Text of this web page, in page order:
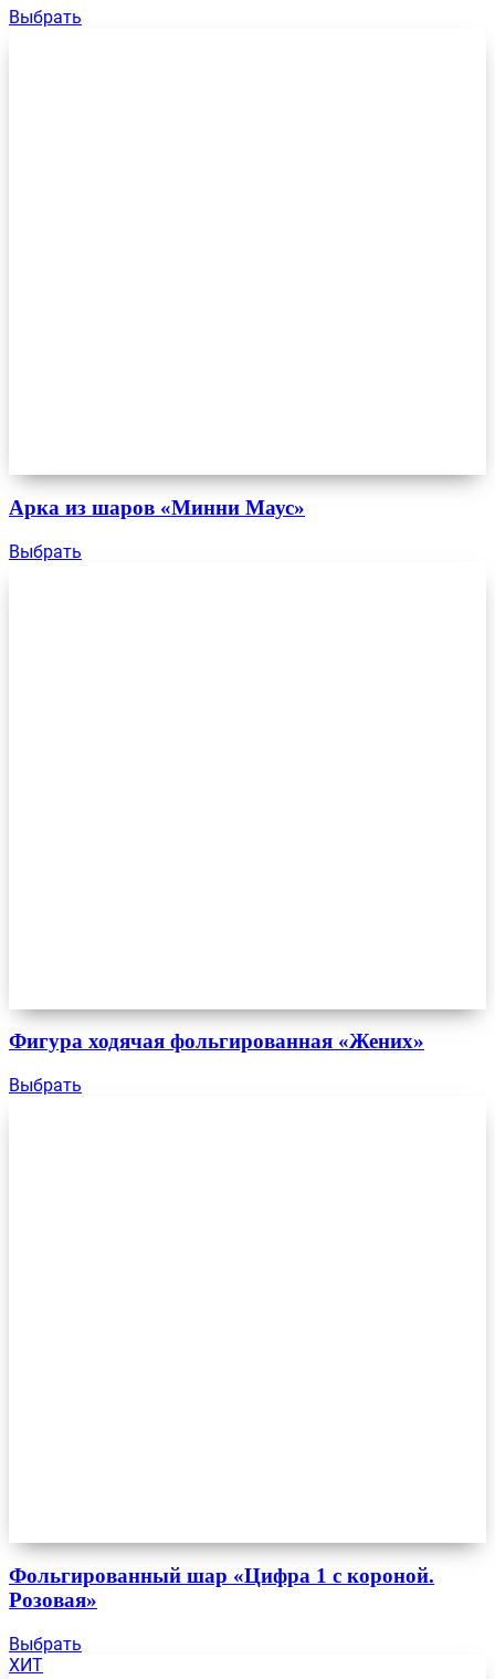
Выбрать
Арка из шаров «Минни Маус»
Выбрать
Фигура ходячая фольгированная «Жених»
Выбрать
Фольгированный шар «Цифра 1 с короной.
Розовая»
Выбрать
ХИТ